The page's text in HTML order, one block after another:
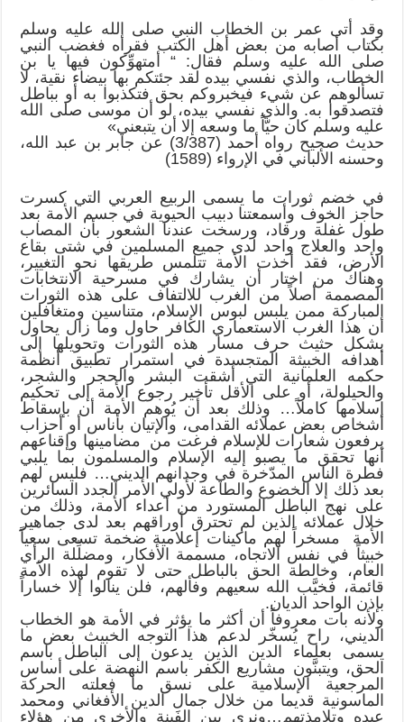
وقد أتى عمر بن الخطاب النبي صلى الله عليه وسلم
بكتاب أصابه من بعض أهل الكتب فقرأه فغضب النبي
صلى الله عليه وسلم فقال: “ أمتهوِّكون فيها يا بن
الخطاب، والذي نفسي بيده لقد جئتكم بها بيضاء نقية، لا
تسألوهم عن شيء فيخبروكم بحق فتكذبوا به أو بباطل
فتصدقوا به. والذي نفسي بيده، لو أن موسى صلى الله
عليه وسلم كان حيّاً ما وسعه إلا أن يتبعني»
حديث صحيح رواه أحمد (3/387) عن جابر بن عبد الله،
وحسنه الألباني في الإرواء (1589)
في خضم ثورات ما يسمى الربيع العربي التي كسرت
حاجز الخوف وأسمعتنا دبيب الحيوية في جسم الأمة بعد
طول غفلة ورقاد، ورسخت عندنا الشعور بأن المصاب
واحد والعلاج واحد لدى جميع المسلمين في شتى بقاع
الأرض، فقد أخذت الأمة تتلمس طريقها نحو التغيير،
وهناك من اختار أن يشارك في مسرحية الانتخابات
المصممة أصلاً من الغرب للالتفاف على هذه الثورات
المباركة ممن يلبس لبوس الإسلام، متناسين ومتغافلين
أن هذا الغرب الاستعماري الكافر حاول وما زال يحاول
بشكل حثيث حرف مسار هذه الثورات وتحويلها إلى
أهدافه الخبيثة المتجسدة في استمرار تطبيق أنظمة
حكمه العلمانية التي أشقت البشر والحجر والشجر،
والحيلولة، أو على الأقل تأخير رجوع الأمة إلى تحكيم
إسلامها كاملاً… وذلك بعد أن يُوهم الأمة أن بإسقاط
أشخاص بعض عملائه القدامى، والإتيان بأناس أو أحزاب
يرفعون شعارات للإسلام فرغت من مضامينها وإقناعهم
أنها تحقق ما يصبو إليه الإسلام والمسلمون بما يلبي
فطرة الناس المدّخرة في وجدانهم الديني… فليس لهم
بعد ذلك إلا الخضوع والطاعة لأولي الأمر الجدد السائرين
على نهج الباطل المستورد من أعداء الأمة، وذلك من
خلال عملائه الذين لم تحترق أوراقهم بعد لدى جماهير
الأمة مسخراً لهم ماكينات إعلامية ضخمة تسعى سعياً
خبيثاً في نفس الاتجاه، مسممة الأفكار، ومضلِّلة الرأي
العام، وخالطة الحق بالباطل حتى لا تقوم لهذه الأمة
قائمة، فخيَّب الله سعيهم وفألهم، فلن ينالوا إلا خساراً
بإذن الواحد الديان.
ولأنه بات معروفاً أن أكثر ما يؤثر في الأمة هو الخطاب
الديني، راح يُسخّر لدعم هذا التوجه الخبيث بعض ما
يسمى بعلماء الدين الذين يدعون إلى الباطل باسم
الحق، ويتبنَّون مشاريع الكفر باسم النهضة على أساس
المرجعية الإسلامية على نسق ما فعلته الحركة
الماسونية قديما من خلال جمال الدين الأفغاني ومحمد
عبده وتلامذتهم…ونرى بين الفَينة والأخرى من هؤلاء